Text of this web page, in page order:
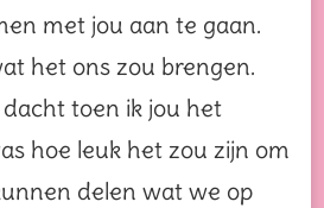
met jou aan te gaan.
het ons zou brengen.
toen ik jou het
hoe leuk het zou zijn om
delen wat we op